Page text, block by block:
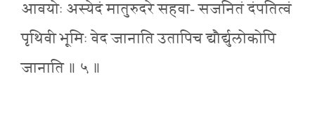
आवयोः अस्येदं मातुरुदरे सहवा- सजनितं दंपतित्वं
पृथिवी भूमिः वेद जानाति उतापिच द्यौर्द्युलोकोपि
जानाति ॥ ५ ॥